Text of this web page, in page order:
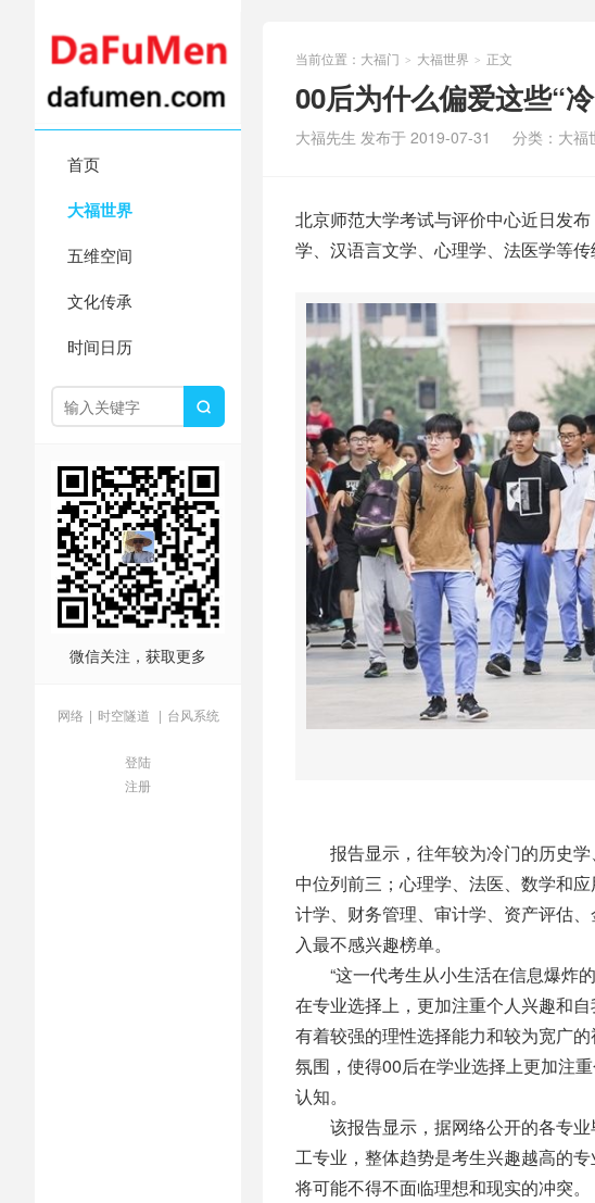
首页
大福世界
五维空间
文化传承
时间日历

微信关注，获取更多
网络 | 时空隧道 | 台风系统
登陆
注册
当前位置： 大福门 > 大福世界 > 正文
00后为什么偏爱这些“
大福先生 发布于 2019-07-31 分类： 大福
北京师范大学考试与评价中心近日发
学、汉语言文学、心理学、法医学等传
报告显示，往年较为冷门的历史学
中位列前三；心理学、法医、数学和
计学、财务管理、审计学、资产评估
入最不感兴趣榜单。
“这一代考生从小生活在信息爆炸的
在专业选择上，更加注重个人兴趣和
有着较强的理性选择能力和较为宽广
氛围，使得00后在学业选择上更加注
认知。
该报告显示，据网络公开的各专业
工专业，整体趋势是考生兴趣越高的
将可能不得不面临理想和现实的冲突。